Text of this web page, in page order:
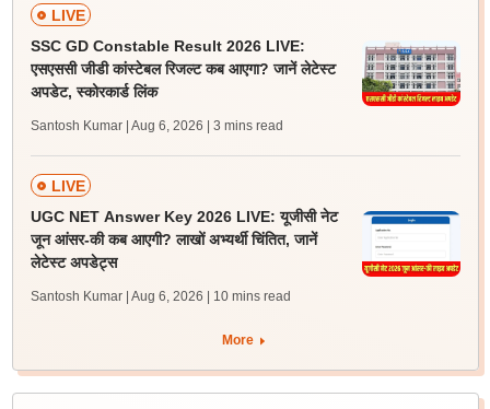
LIVE
SSC GD Constable Result 2026 LIVE:
एसएससी जीडी कांस्टेबल रिजल्ट कब आएगा? जानें लेटेस्ट
अपडेट, स्कोरकार्ड लिंक
Santosh Kumar | Aug 6, 2026 | 3 mins read
LIVE
UGC NET Answer Key 2026 LIVE: यूजीसी नेट
जून आंसर-की कब आएगी? लाखों अभ्यर्थी चिंतित, जानें
लेटेस्ट अपडेट्स
Santosh Kumar | Aug 6, 2026 | 10 mins read
More